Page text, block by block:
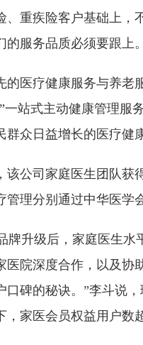
、重疾险客户基础上，
的服务品质必须要跟上
的医疗健康服务与养老
一站式主动健康管理
众日益增长的医疗健
该公司家庭医生团队获
管理分别通过中华医学
牌升级后，家庭医生
医院深度合作，以及
口碑的秘诀。”李斗说
家医会员权益用户数